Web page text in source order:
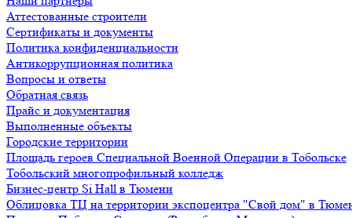
Аттестованные строители
Сертификаты и документы
Политика конфиденциальности
Антикоррупционная политика
Вопросы и ответы
Обратная связь
Прайс и документация
Выполненные объекты
Городские территории
Площадь героев Специальной Военной Операции в Тобольске
Тобольский многопрофильный колледж
Бизнес-центр Si Hall в Тюмени
Облицовка ТЦ на территории экспоцентра "Свой дом" в